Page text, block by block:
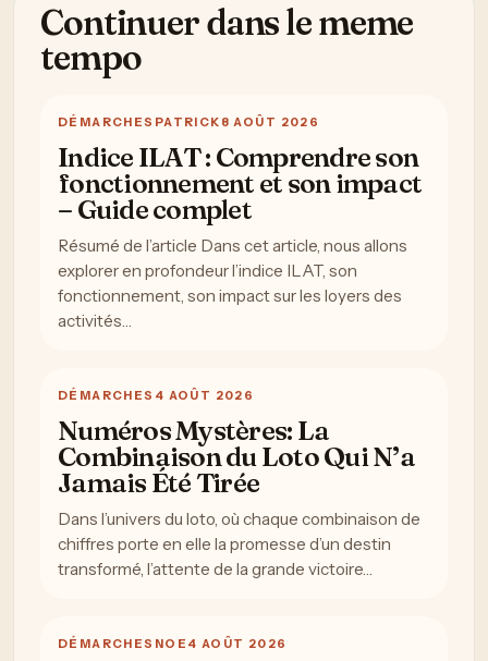
Continuer dans le meme
tempo
DÉMARCHES PATRICK 8 AOÛT 2026
Indice ILAT : Comprendre son
fonctionnement et son impact
– Guide complet
Résumé de l’article Dans cet article, nous allons
explorer en profondeur l’indice ILAT, son
fonctionnement, son impact sur les loyers des
activités…
DÉMARCHES 4 AOÛT 2026
Numéros Mystères: La
Combinaison du Loto Qui N’a
Jamais Été Tirée
Dans l’univers du loto, où chaque combinaison de
chiffres porte en elle la promesse d’un destin
transformé, l’attente de la grande victoire…
DÉMARCHES NOE 4 AOÛT 2026